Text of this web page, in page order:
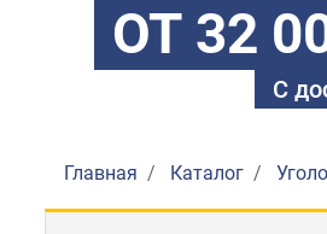
ОТ 32
С
Главная Каталог